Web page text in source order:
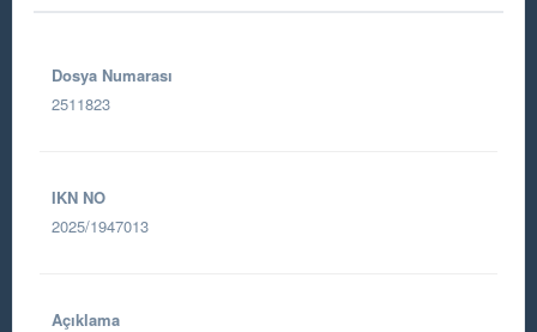
Dosya Numarası
2511823
IKN NO
2025/1947013
Açıklama